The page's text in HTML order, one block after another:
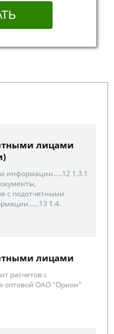
лицами
информации…..12 1.3.1
с подотчетными
1.4.
лицами
расчетов с
оптовой ОАО "Орион"